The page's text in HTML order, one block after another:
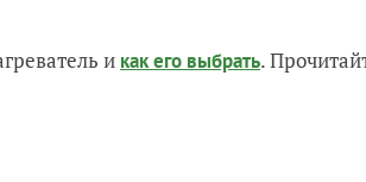
и как его выбрать.